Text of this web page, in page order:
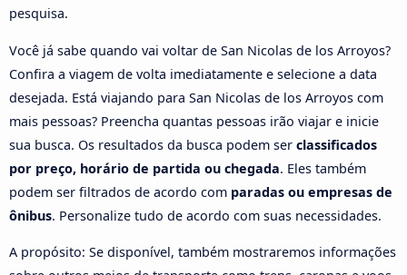
pesquisa.
Você já sabe quando vai voltar de San Nicolas de los Arroyos?
Confira a viagem de volta imediatamente e selecione a data
desejada. Está viajando para San Nicolas de los Arroyos com
mais pessoas? Preencha quantas pessoas irão viajar e inicie
sua busca. Os resultados da busca podem ser classificados
por preço, horário de partida ou chegada. Eles também
podem ser filtrados de acordo com paradas ou empresas de
ônibus. Personalize tudo de acordo com suas necessidades.
A propósito: Se disponível, também mostraremos informações